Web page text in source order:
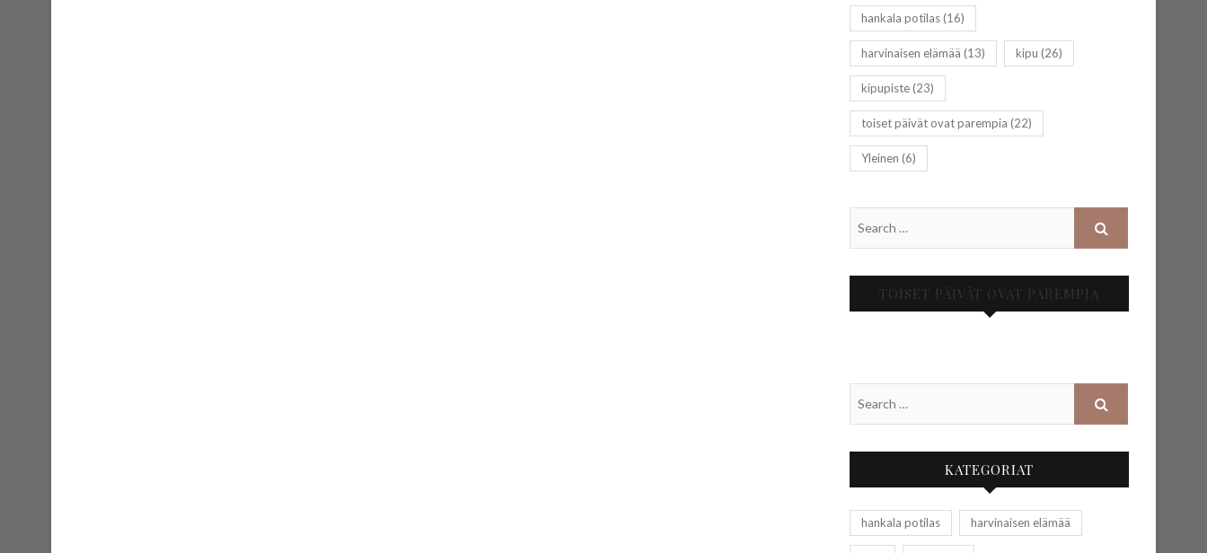
hankala potilas(16)
harvinaisen elämää (13) kipu (26)
kipupiste(23)
toiset päivät ovat parempia (22)
Yleinen (6)
TOISET PÄIVÄT OVAT PAREMPIA
KATEGORIAT
hankala potilas harvinaisen elämää